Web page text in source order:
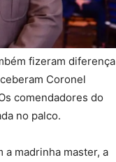
fizeram diferença
Coronel
comendadores do
no palco.
a madrinha master, a